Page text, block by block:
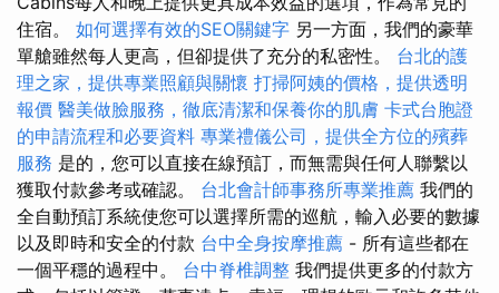
住宿。 如何選擇有效的SEO關鍵字 另一方面，我們的豪華
單艙雖然每人更高，但卻提供了充分的私密性。 台北的護
理之家，提供專業照顧與關懷 打掃阿姨的價格，提供透明
報價 醫美做臉服務，徹底清潔和保養你的肌膚 卡式台胞證
的申請流程和必要資料 專業禮儀公司，提供全方位的殯葬
服務 是的，您可以直接在線預訂，而無需與任何人聯繫以
獲取付款參考或確認。 台北會計師事務所專業推薦 我們的
全自動預訂系統使您可以選擇所需的巡航，輸入必要的數據
以及即時和安全的付款 台中全身按摩推薦 - 所有這些都在
一個平穩的過程中。 台中脊椎調整 我們提供更多的付款方